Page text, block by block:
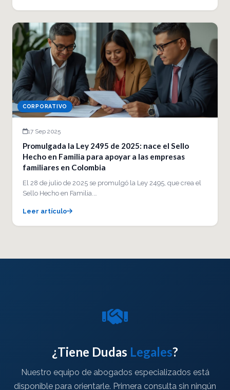
CORPORATIVO
17 Sep 2025
Promulgada la Ley 2495 de 2025: nace el Sello
Hecho en Familia para apoyar a las empresas
familiares en Colombia
El 28 de julio de 2025 se promulgó la Ley 2495, que crea el
Sello Hecho en Familia.…
Leer artículo
¿Tiene Dudas Legales?
Nuestro equipo de abogados especializados está
disponible para orientarle. Primera consulta sin ningún